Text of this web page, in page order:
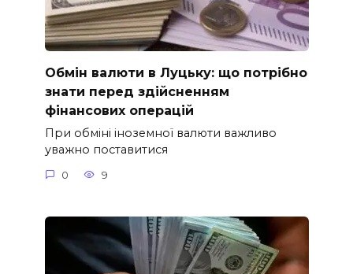
Обмін валюти в Луцьку: що потрібно
знати перед здійсненням
фінансових операцій
При обміні іноземної валюти важливо
уважно поставитися
0 9